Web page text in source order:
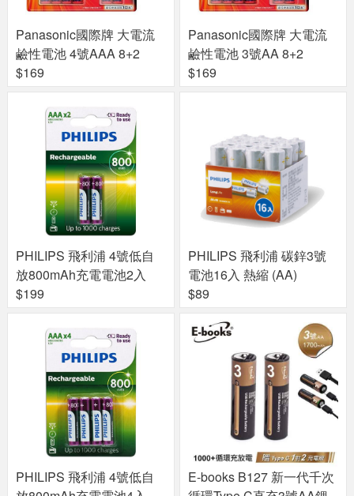
Panasonic國際牌 大電流
鹼性電池 4號AAA 8+2
$169
Panasonic國際牌 大電流
鹼性電池 3號AA 8+2
$169
PHILIPS 飛利浦 4號低自
放800mAh充電電池2入
$199
PHILIPS 飛利浦 碳鋅3號
電池16入 熱縮 (AA)
$89
PHILIPS 飛利浦 4號低自
E-books B127 新一代千次